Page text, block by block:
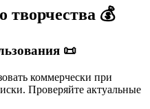
творчества 💰
📜
коммерчески при
Проверяйте актуальные